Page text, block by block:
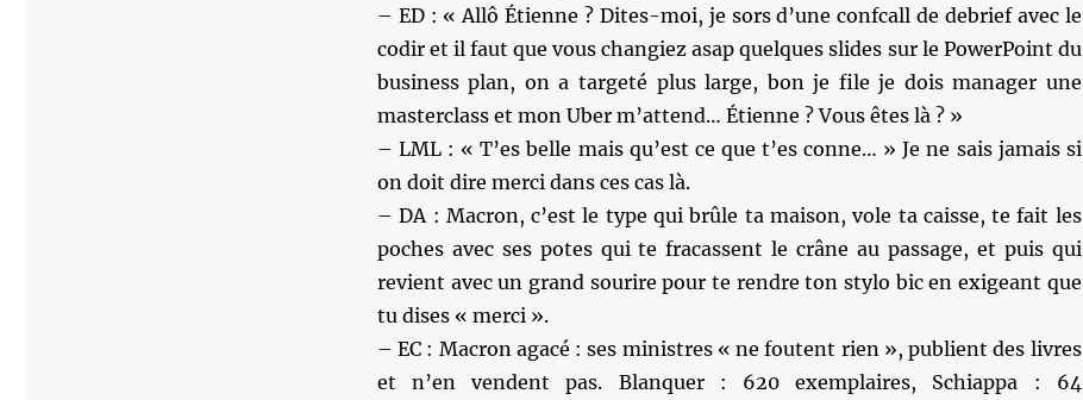
– ED : « Allô Étienne ? Dites-moi, je sors d’une confcall de debrief avec le
codir et il faut que vous changiez asap quelques slides sur le PowerPoint du
business plan, on a targeté plus large, bon je file je dois manager une
masterclass et mon Uber m’attend… Étienne ? Vous êtes là ? »
– LML : « T’es belle mais qu’est ce que t’es conne… » Je ne sais jamais si
on doit dire merci dans ces cas là.
– DA : Macron, c’est le type qui brûle ta maison, vole ta caisse, te fait les
poches avec ses potes qui te fracassent le crâne au passage, et puis qui
revient avec un grand sourire pour te rendre ton stylo bic en exigeant que
tu dises « merci ».
– EC : Macron agacé : ses ministres « ne foutent rien », publient des livres
et n’en vendent pas. Blanquer : 620 exemplaires, Schiappa : 64